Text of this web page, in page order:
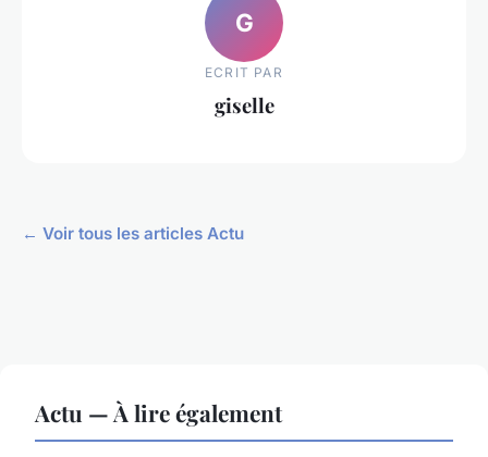
G
ECRIT PAR
giselle
← Voir tous les articles Actu
Actu — À lire également